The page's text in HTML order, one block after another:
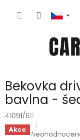
Bekovka
bavlna -
41091/611
Akce Průměrné